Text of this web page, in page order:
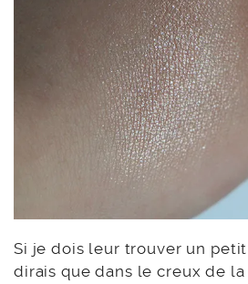
Si je dois leur trouver un
dirais que dans le creux de